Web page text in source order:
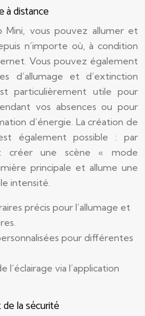
à distance
Mini, vous pouvez allumer et
n’importe où, à condition
Vous pouvez également
d’allumage et d’extinction
particulièrement utile pour
vos absences ou pour
d’énergie. La création de
également possible : par
créer une scène « mode
principale et allume une
intensité.
précis pour l’allumage et
pour différentes
l’éclairage via l’application
la sécurité